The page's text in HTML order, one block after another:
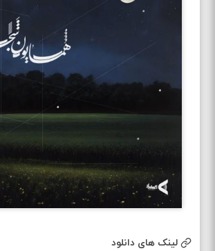
لینک های دانلود